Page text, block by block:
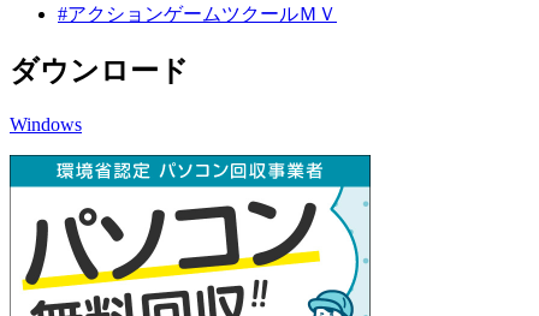
#アクションゲームツクールＭＶ
ダウンロード
Windows